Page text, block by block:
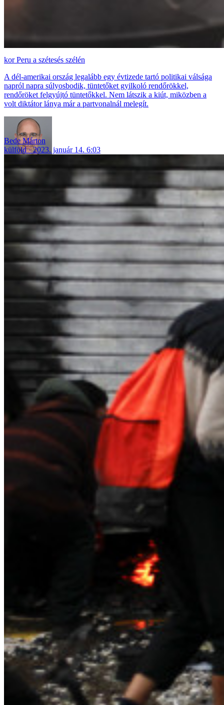
Peru a szétesés szélén
A dél-amerikai ország legalább egy évtizede tartó politikai válsága
napról napra súlyosbodik, tüntetőket gyilkoló rendőrökkel,
rendőröket felgyújtó tüntetőkkel. Nem látszik a kiút, miközben a
volt diktátor lánya már a partvonalnál melegít.
Bede Márton
külföld
2023. január 14. 6:03